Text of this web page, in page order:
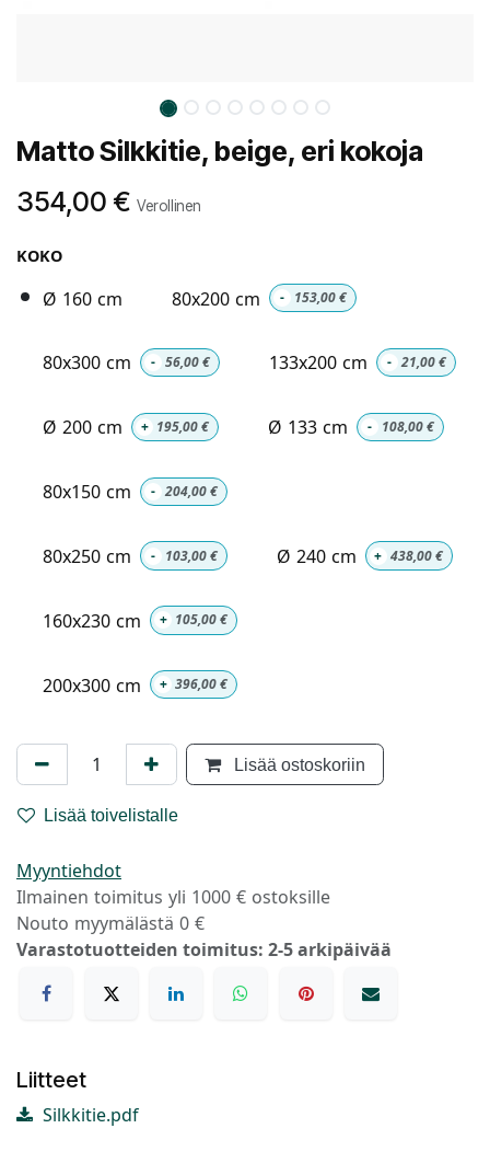
Matto Silkkitie, beige, eri kokoja
354,00 € Verollinen
KOKO
Ø 160 cm 80x200 cm - 153,00 €
80x300 cm - 56,00 € 133x200 cm - 21,00€
Ø 200 cm + 195,00 € Ø 133 cm - 108,00€
80x150 cm - 204,00 €
80x250 cm - 103,00 € Ø 240 cm + 438,00€
160x230 cm + 105,00 €
200x300 cm + 396,00 €
Lisää ostoskoriin
Lisää toivelistalle
Myyntiehdot
Ilmainen toimitus yli 1000 € ostoksille
Nouto myymälästä 0 €
Varastotuotteiden toimitus: 2-5 arkipäivää
Liitteet
Silkkitie.pdf